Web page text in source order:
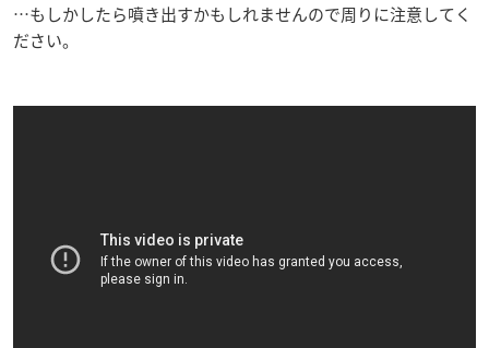
…もしかしたら噴き出すかもしれませんので周りに注意してく
ださい。